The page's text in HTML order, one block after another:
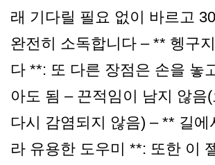
래 기다릴 필요 없이 바르고
완전히 소독합니다 – ** 헹구
다 **: 또 다른 장점은 손을 놓
아도 됨 – 끈적임이 남지 않음
다시 감염되지 않음) – ** 길에
라 유용한 도우미 **: 또한 이